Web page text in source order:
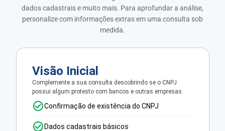
dados cadastrais e muito mais. Para aprofundar a análise,
personalize com informações extras em uma consulta sob
medida.
Visão Inicial
Complemente a sua consulta descobrindo se o CNPJ
possui algum protesto com bancos e outras empresas.
Confirmação de existência do CNPJ
Dados cadastrais básicos